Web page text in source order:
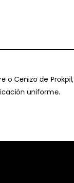
o Cenizo de
uniforme.